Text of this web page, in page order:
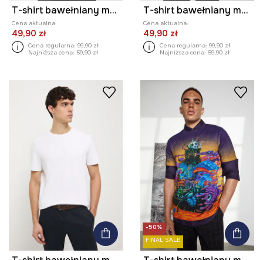
T-shirt bawełniany męski z kolekcji Harry Potter
Cena aktualna:
49,90 zł
Cena regularna: 99,90 zł
Najniższa cena: 59,90 zł
T-shirt bawełniany męski z kolekcji Harry Potter
Cena aktualna:
49,90 zł
Cena regularna: 99,90 zł
Najniższa cena: 59,90 zł
-50%
FINAL SALE